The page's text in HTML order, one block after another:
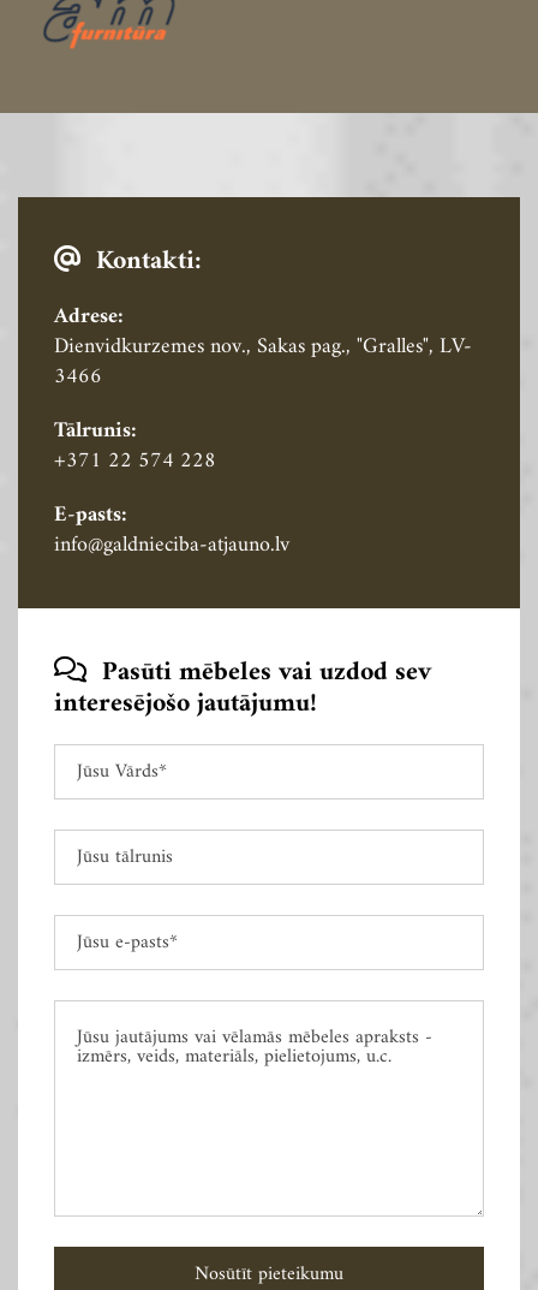
 Kontakti:
Adrese:
Dienvidkurzemes nov., Sakas pag., "Gralles", LV-
3466
Tālrunis:
+371 22 574 228
E-pasts:
info@galdnieciba-atjauno.lv
 Pasūti mēbeles vai uzdod sev
interesējošo jautājumu!